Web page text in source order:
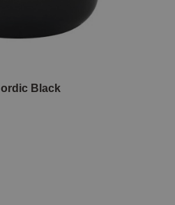
Black